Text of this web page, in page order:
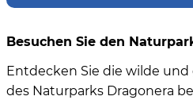
Besuchen Sie den
Entdecken Sie die wilde
des Naturparks Dragonera